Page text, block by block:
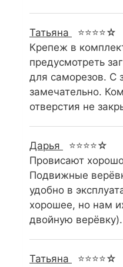
Татьяна
⭐⭐⭐⭐☆
Крепеж в
предусмотреть
для саморезов. С
замечательно.
отверстия не
Дарья
⭐⭐⭐⭐☆
Провисают
Подвижные
удобно в
хорошее, но нам
двойную верёвку).
Татьяна
⭐⭐⭐⭐☆